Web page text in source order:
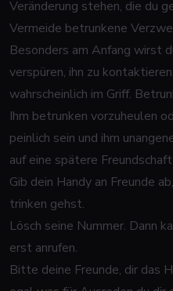
Veränderung stehen, die du
Vermeide betrunkene
Besonders am Anfang wirst
verspüren, ihn zu
wahrscheinlich im Griff.
Ihm betrunken vorzuheulen
peinlich sein und ihm
auf eine spätere
Gib dein Handy an Freunde
trinken gehst.
Lösch seine Nummer. Dann
erst anrufen.
Bitte deine Freunde, dir das